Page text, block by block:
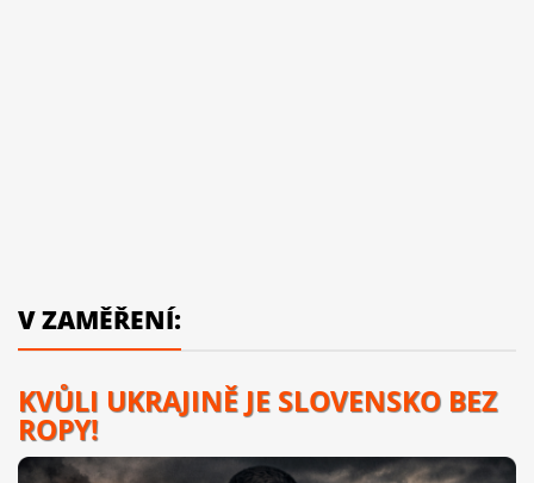
V ZAMĚŘENÍ:
KVŮLI UKRAJINĚ JE SLOVENSKO BEZ
ROPY!